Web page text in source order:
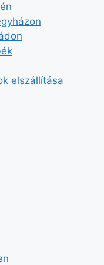
elszállítása